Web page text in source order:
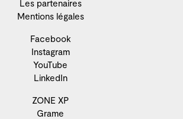
Les partenaires
Mentions légales
Facebook
Instagram
YouTube
LinkedIn
ZONE XP
Grame